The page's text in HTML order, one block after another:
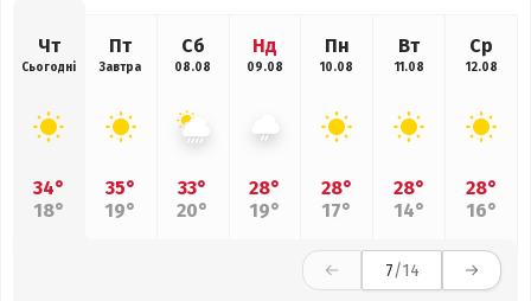
Чт
Сьогодні
34°
18°
Пт
Завтра
35°
19°
Сб
08.08
33°
20°
Нд
09.08
28°
19°
Пн
10.08
28°
17°
Вт
11.08
28°
14°
Ср
12.08
28°
16°
7/14